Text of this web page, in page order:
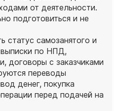
от деятельности.
подготовиться и не
статус самозанятого и
по НПД,
договоры с заказчиками
переводы
денег, покупка
перед подачей на